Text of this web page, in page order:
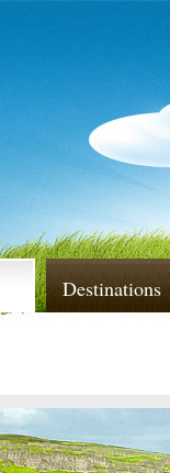
Destinations